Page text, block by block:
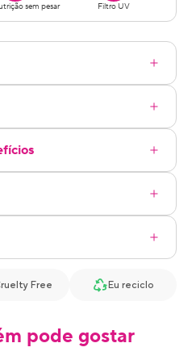
sem pesar Filtro UV
Free Eu reciclo
pode gostar